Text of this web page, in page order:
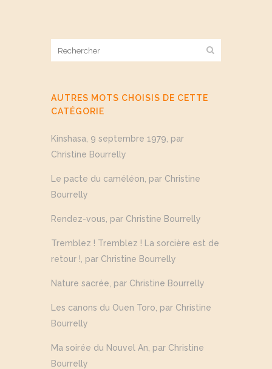
AUTRES MOTS CHOISIS DE CETTE
CATÉGORIE
Kinshasa, 9 septembre 1979, par
Christine Bourrelly
Le pacte du caméléon, par Christine
Bourrelly
Rendez-vous, par Christine Bourrelly
Tremblez ! Tremblez ! La sorcière est de
retour !, par Christine Bourrelly
Nature sacrée, par Christine Bourrelly
Les canons du Ouen Toro, par Christine
Bourrelly
Ma soirée du Nouvel An, par Christine
Bourrelly